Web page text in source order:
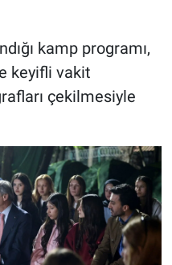
kamp programı,
keyifli vakit
çekilmesiyle